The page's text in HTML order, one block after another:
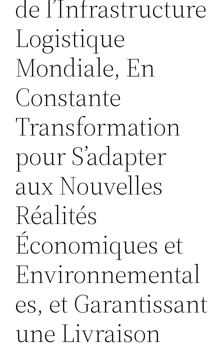
de l’Infrastructure
Logistique
Mondiale, En
Constante
Transformation
pour S’adapter
aux Nouvelles
Réalités
Économiques et
Environnemental
es, et Garantissant
une Livraison